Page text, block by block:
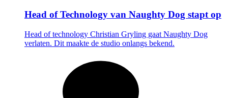
Head of Technology van Naughty Dog stapt op
Head of technology Christian Gryling gaat Naughty Dog
verlaten. Dit maakte de studio onlangs bekend.